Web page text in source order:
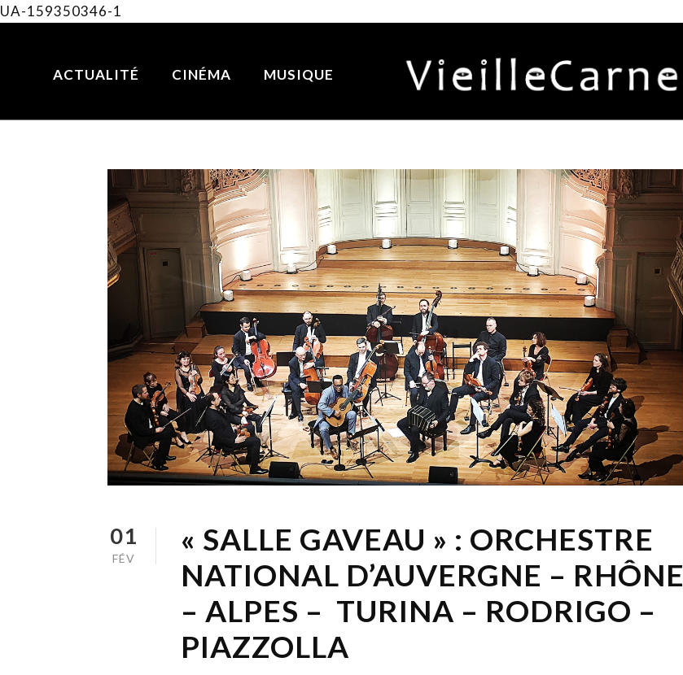
UA-159350346-1
ACTUALITÉ CINÉMA MUSIQUE
01
FÉV
« SALLE GAVEAU » : ORCHESTRE
NATIONAL D’AUVERGNE – RHÔNE
– ALPES – TURINA – RODRIGO –
PIAZZOLLA